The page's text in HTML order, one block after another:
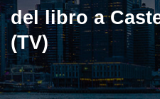
del libro a
(TV)